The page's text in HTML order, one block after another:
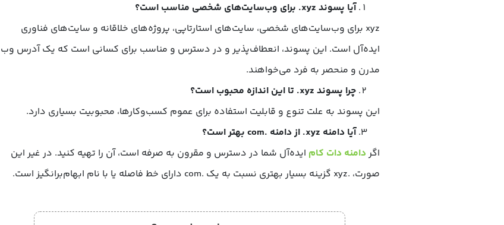
آیا پسوند xyz. برای وب‌سایت‌های شخصی مناسب است؟
xyz برای وب‌سایت‌های شخصی، سایت‌های استارتاپی، پروژه‌های خلاقانه و سایت‌های فناوری
ایده‌آل است. این پسوند، انعطاف‌پذیر و در دسترس و مناسب برای کسانی است که یک آدرس وب
مدرن و منحصر به فرد می‌خواهند.
چرا پسوند xyz. تا این اندازه محبوب است؟
این پسوند به علت تنوع و قابلیت استفاده برای عموم کسب‌وکارها، محبوبیت بسیاری دارد.
آیا دامنه xyz. از دامنه .com بهتر است؟
اگر دامنه دات کام ایده‌آل شما در دسترس و مقرون به صرفه است، آن را تهیه کنید. در غیر این
صورت، .xyz گزینه بسیار بهتری نسبت به یک .com دارای خط فاصله یا با نام ابهام‌برانگیز است.